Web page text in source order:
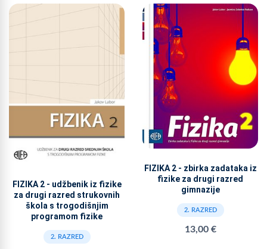
FIZIKA 2 - udžbenik iz fizike
za drugi razred strukovnih
škola s trogodišnjim
programom fizike
2. RAZRED
FIZIKA 2 - zbirka zadataka iz
fizike za drugi razred
gimnazije
2. RAZRED
13,00 €